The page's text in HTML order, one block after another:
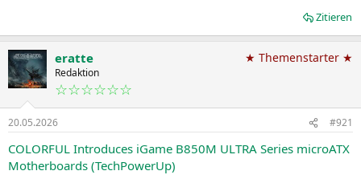
Zitieren
eratte
Redaktion
☆☆☆☆☆☆
★ Themenstarter ★
20.05.2026 #921
COLORFUL Introduces iGame B850M ULTRA Series microATX
Motherboards (TechPowerUp)